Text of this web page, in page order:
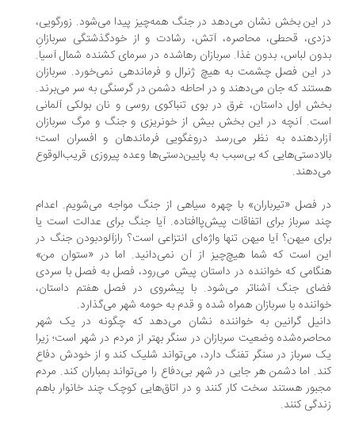
این بخش نشان می‌دهد در جنگ همه‌چیز پیدا می‌شود. زورگویی،
قحطی، محاصره، آتش‌، رشادت و از خودگذشتگی سربازانِ
لباس، بدون غذا. سربازان رهاشده در سرمای کشنده شمال آسیا.
این فصل چشمت به هیچ ژنرال و فرماندهی نمی‌خورد. سربازان
که جان می‌دهند و در احاطه دشمن در گرسنگی به سر می‌برند.
اول داستان، غرق در بوی تنباکوی روسی و نان بولکی آلمانی
آنچه در این بخش بیش از خونریزی و جنگ و مرگ سربازان
به نظر می‌رسد دروغگویی فرماندهان و افسران است؛
که بی‌سبب به پایین‌دستی‌ها وعده پیروزی قریب‌الوقوع
فصل «تیرباران» با چهره سیاهی از جنگ مواجه می‌شویم. اعدام
سرباز برای اتفاقات پیش‌پاافتاده. آیا جنگ برای عدالت است یا
میهن؟ آیا میهن تنها واژه‌ای انتزاعی است؟ رازآلودبودن جنگ در
است که شما هیچ‌چیز از آن نمی‌دانید. اما در «ستوان من»
که خواننده در داستان پیش می‌رود، فصل به فصل با سردی
جنگ آشناتر می‌شود. با پیشروی در فصل هفتم داستان،
با سربازان همراه شده و قدم به حومه شهر می‌گذارد.
گرانین به خواننده نشان می‌دهد که چگونه در یک شهر
وضعیت سربازان در سنگر بهتر از مردم در شهر است؛ زیرا
سرباز در سنگر تفنگ دارد، می‌تواند شلیک کند و از خودش دفاع
اما دشمن هر جایی در شهر بی‌دفاع را می‌تواند بمباران کند. مردم
هستند سخت کار کنند و در اتاق‌هایی کوچک چند خانوار باهم
کنند.